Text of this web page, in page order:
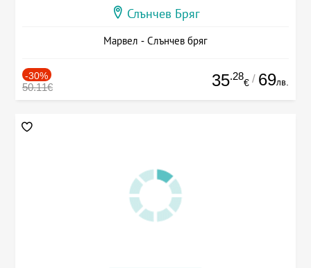
Слънчев Бряг
Марвел - Слънчев бряг
-30%
50.11€ 35.28
€ / 69лв.